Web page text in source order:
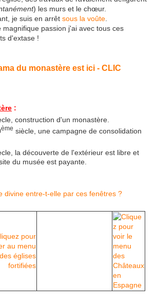
) les murs et le chœur.
je suis en arrêt sous la voûte
magnifique passion j'ai avec tous ces
d'extase !
du monastère est ici - CLIC
:
construction d'un monastère.
ème siècle, une campagne de consolidation
la découverte de l'extérieur est libre et
du musée est payante.